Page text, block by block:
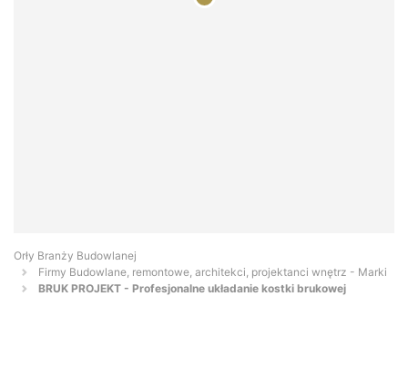
Orły Branży Budowlanej
Firmy Budowlane, remontowe, architekci, projektanci wnętrz - Marki
BRUK PROJEKT - Profesjonalne układanie kostki brukowej